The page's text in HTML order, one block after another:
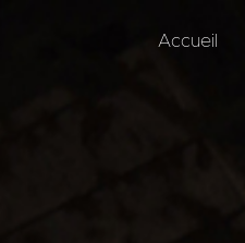
Accueil